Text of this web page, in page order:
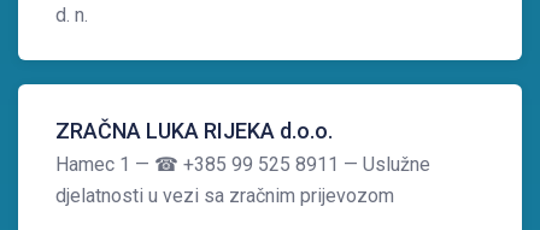
d. n.
ZRAČNA LUKA RIJEKA d.o.o.
Hamec 1 — ☎ +385 99 525 8911 — Uslužne
djelatnosti u vezi sa zračnim prijevozom